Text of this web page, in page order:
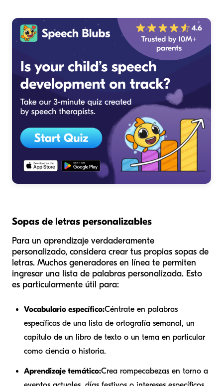
Sopas de letras personalizables
Para un aprendizaje verdaderamente
personalizado, considera crear tus propias sopas de
letras. Muchos generadores en línea te permiten
ingresar una lista de palabras personalizada. Esto
es particularmente útil para:
Vocabulario específico:Céntrate en palabras
específicas de una lista de ortografía semanal, un
capítulo de un libro de texto o un tema en particular
como ciencia o historia.
Aprendizaje temático:Crea rompecabezas en torno a